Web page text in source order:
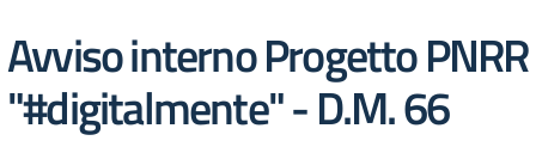
Avviso interno Progetto PNRR
"#digitalmente" - D.M. 66